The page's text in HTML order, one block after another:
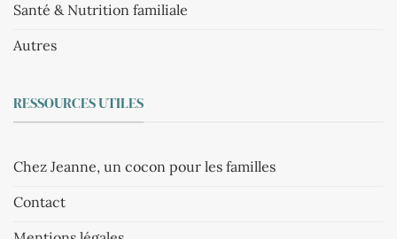
Santé & Nutrition familiale
Autres
RESSOURCES UTILES
Chez Jeanne, un cocon pour les familles
Contact